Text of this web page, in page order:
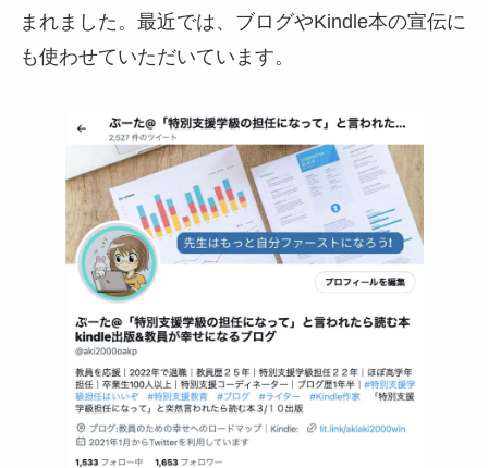
まれました。最近では、ブログやKindle本の宣伝に
も使わせていただいています。